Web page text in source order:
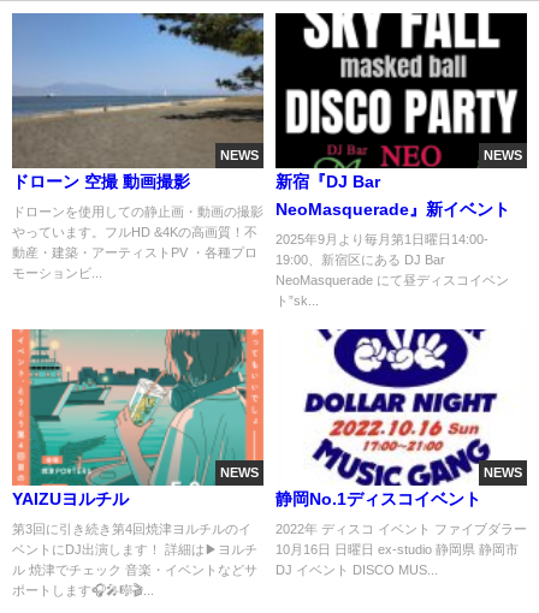
NEWS
ドローン 空撮 動画撮影
ドローンを使用しての静止画・動画の撮影
やっています。フルHD &4Kの高画質！不
動産・建築・アーティストPV ・各種プロ
モーションビ...
NEWS
新宿『DJ Bar
NeoMasquerade』新イベント
2025年9月より毎月第1日曜日14:00-
19:00、新宿区にある DJ Bar
NeoMasquerade にて昼ディスコイベン
ト”sk...
NEWS
YAIZUヨルチル
第3回に引き続き第4回焼津ヨルチルのイ
ベントにDJ出演します！ 詳細は▶︎ヨルチ
ル 焼津でチェック 音楽・イベントなどサ
ポートします🎧🎤🎼🎬...
NEWS
静岡No.1ディスコイベント
2022年 ディスコ イベント ファイブダラー
10月16日 日曜日 ex-studio 静岡県 静岡市
DJ イベント DISCO MUS...